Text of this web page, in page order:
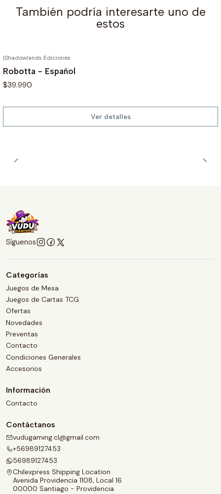
También podría interesarte uno de
estos
|Shadowlands Ediciones
Robotta - Español
$39.990
Ver detalles
Síguenos
Categorías
Juegos de Mesa
Juegos de Cartas TCG
Ofertas
Novedades
Preventas
Contacto
Condiciones Generales
Accesorios
Información
Contacto
Contáctanos
vudugaming.cl@gmail.com
+56989127453
56989127453
Chilexpress Shipping Location
Avenida Providencia 1108, Local 16
00000 Santiago - Providencia